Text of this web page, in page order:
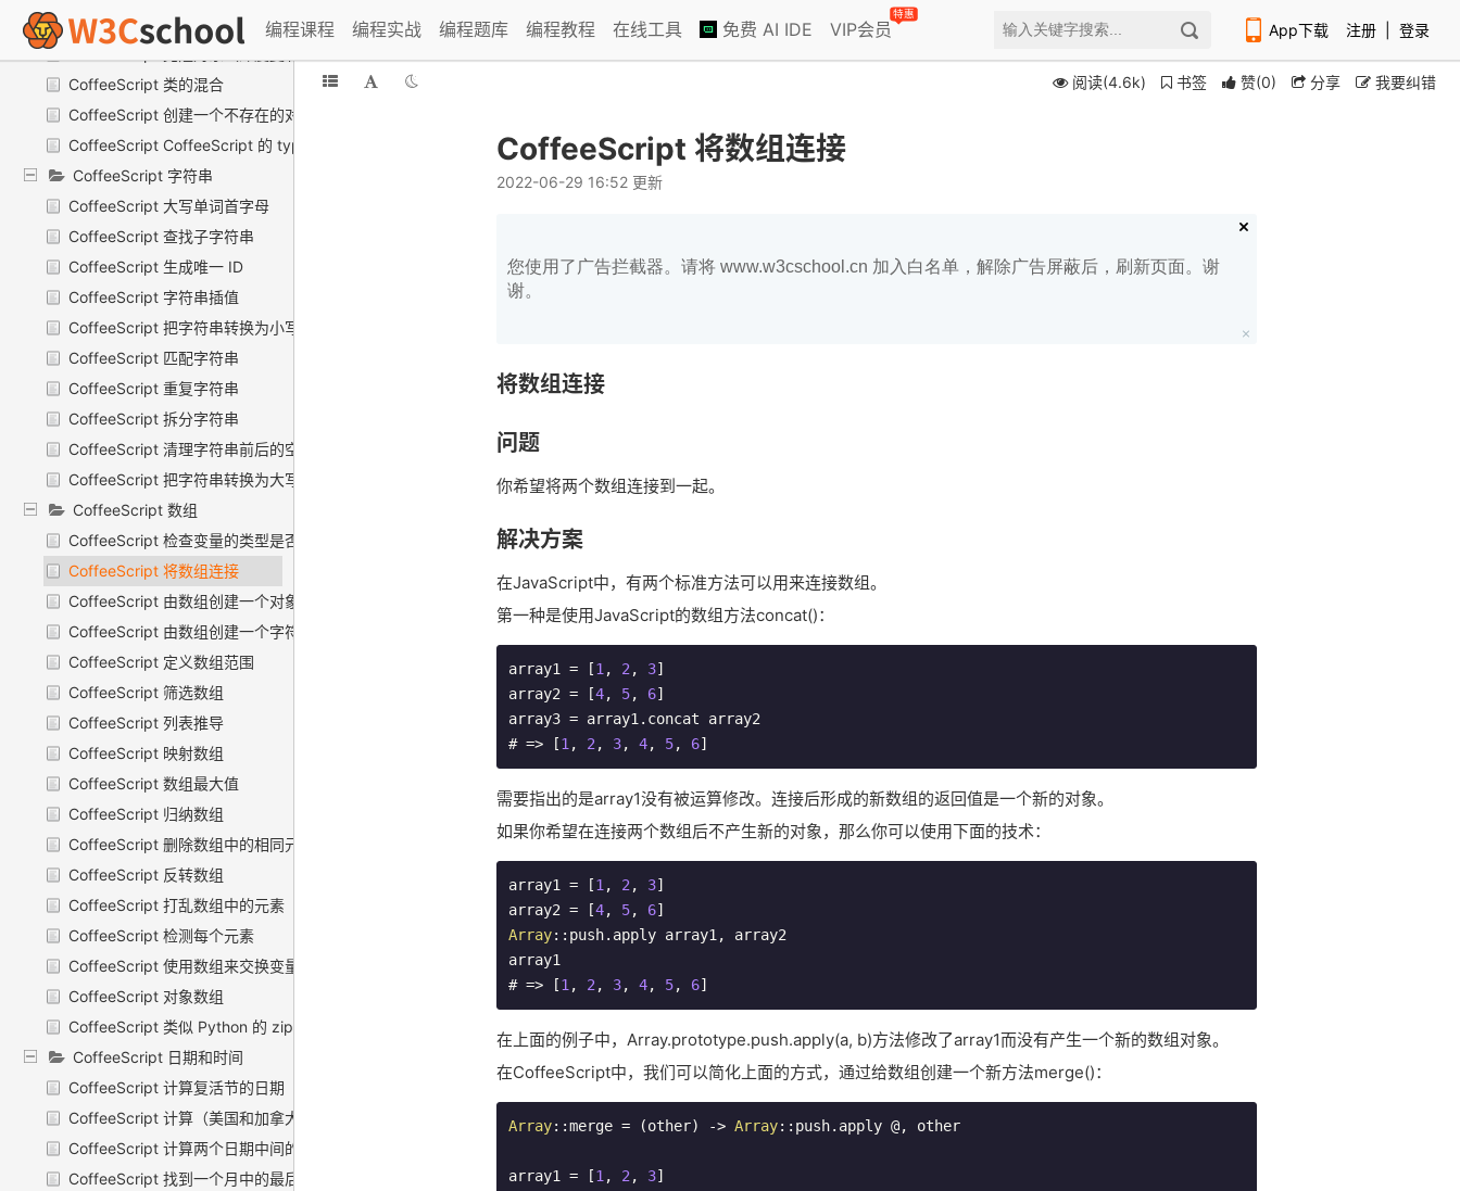
编程课程 编程实战 编程题库 编程教程 在线工具 免费 AI IDE VIP会员
特惠
App下载 注册 登录
CoffeeScript 类变量和实例变量
CoffeeScript 类的混合
CoffeeScript 创建一个不存在的对象字面值
CoffeeScript CoffeeScript 的 type 函数
CoffeeScript 字符串
CoffeeScript 大写单词首字母
CoffeeScript 查找子字符串
CoffeeScript 生成唯一 ID
CoffeeScript 字符串插值
CoffeeScript 把字符串转换为小写形式
CoffeeScript 匹配字符串
CoffeeScript 重复字符串
CoffeeScript 拆分字符串
CoffeeScript 清理字符串前后的空白符
CoffeeScript 把字符串转换为大写形式
CoffeeScript 数组
CoffeeScript 检查变量的类型是否为数组
CoffeeScript 将数组连接
CoffeeScript 由数组创建一个对象词典
CoffeeScript 由数组创建一个字符串
CoffeeScript 定义数组范围
CoffeeScript 筛选数组
CoffeeScript 列表推导
CoffeeScript 映射数组
CoffeeScript 数组最大值
CoffeeScript 归纳数组
CoffeeScript 删除数组中的相同元素
CoffeeScript 反转数组
CoffeeScript 打乱数组中的元素
CoffeeScript 检测每个元素
CoffeeScript 使用数组来交换变量
CoffeeScript 对象数组
CoffeeScript 类似 Python 的 zip 函数
CoffeeScript 日期和时间
CoffeeScript 计算复活节的日期
CoffeeScript 计算（美国和加拿大的）感恩节日期
CoffeeScript 计算两个日期中间的天数
CoffeeScript 找到一个月中的最后一天
阅读(4.6k) 书签 赞(0) 分享 我要纠错
CoffeeScript 将数组连接
2022-06-29 16:52 更新
您使用了广告拦截器。请将 www.w3cschool.cn 加入白名单，解除广告屏蔽后，刷新页面。谢
谢。
将数组连接
问题
你希望将两个数组连接到一起。
解决方案
在JavaScript中，有两个标准方法可以用来连接数组。
第一种是使用JavaScript的数组方法concat()：
array1 = [1 , 2 , 3]
array2 = [4, 5, 6]
array3 = array1.concat array2
# => [1 , 2 , 3, 4, 5, 6]
需要指出的是array1没有被运算修改。连接后形成的新数组的返回值是一个新的对象。
如果你希望在连接两个数组后不产生新的对象，那么你可以使用下面的技术：
array1 = [1 , 2 , 3]
array2 = [4, 5, 6
Array::push.apply array1, array2
array1
# => [1 , 2 , 3, 4, 5, 6]
在上面的例子中，Array.prototype.push.apply(a, b)方法修改了array1而没有产生一个新的数组对象。
在CoffeeScript中，我们可以简化上面的方式，通过给数组创建一个新方法merge()：
Array::merge = (other) -> Array::push.apply @, other
array1 = [1 , 2 , 3]